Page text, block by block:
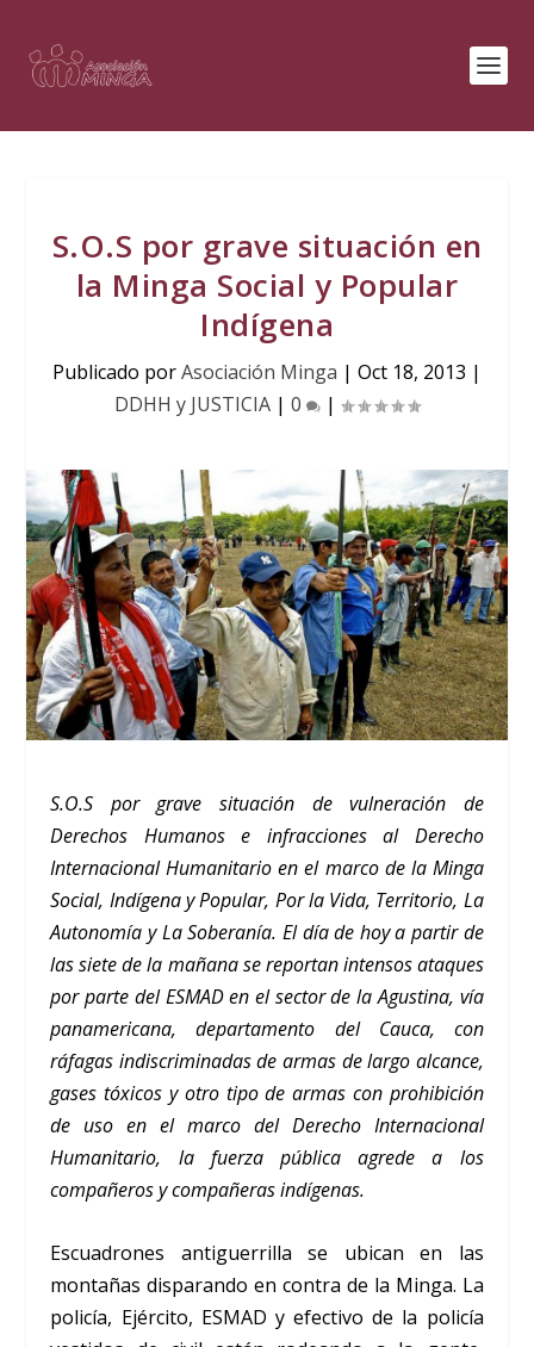
S.O.S por grave situación en
la Minga Social y Popular
Indígena
Publicado porAsociación Minga | Oct 18, 2013 |
DDHH y JUSTICIA | 0 |
S.O.S por grave situación de vulneración de
Derechos Humanos e infracciones al Derecho
Internacional Humanitario en el marco de la Minga
Social, Indígena y Popular, Por la Vida, Territorio, La
Autonomía y La Soberanía. El día de hoy a partir de
las siete de la mañana se reportan intensos ataques
por parte del ESMAD en el sector de la Agustina, vía
panamericana, departamento del Cauca, con
ráfagas indiscriminadas de armas de largo alcance,
gases tóxicos y otro tipo de armas con prohibición
de uso en el marco del Derecho Internacional
Humanitario, la fuerza pública agrede a los
compañeros y compañeras indígenas.
Escuadrones antiguerrilla se ubican en las
montañas disparando en contra de la Minga. La
policía, Ejército, ESMAD y efectivo de la policía